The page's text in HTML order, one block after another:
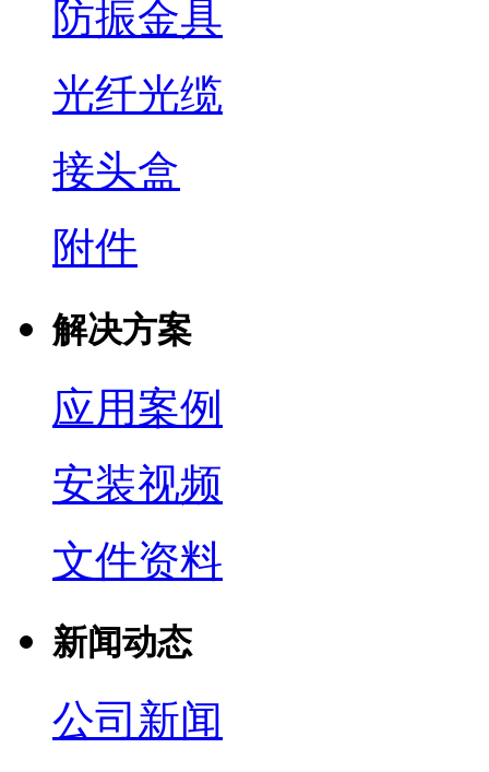
防振金具
光纤光缆
接头盒
附件
解决方案
应用案例
安装视频
文件资料
新闻动态
公司新闻